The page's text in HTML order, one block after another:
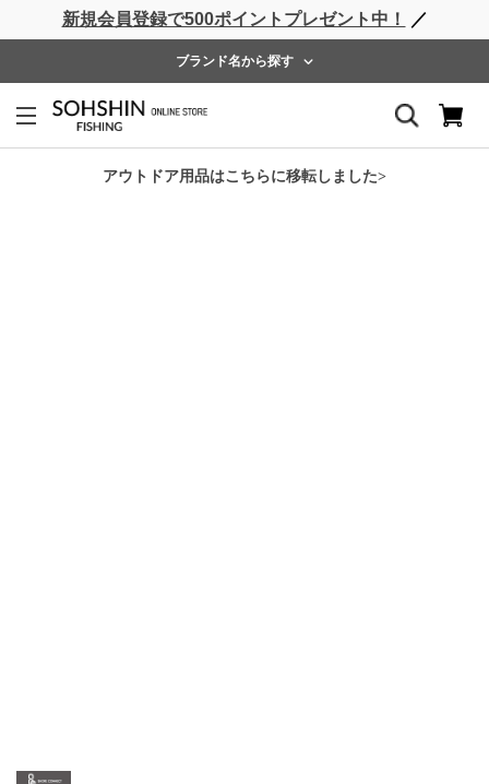
新規会員登録で500ポイントプレゼント中！ ／
ブランド名から探す
アウトドア用品はこちらに移転しました>
ライフベスト ウェーダー レインウェア フットウェア
ホーム > SHORE CONNECT